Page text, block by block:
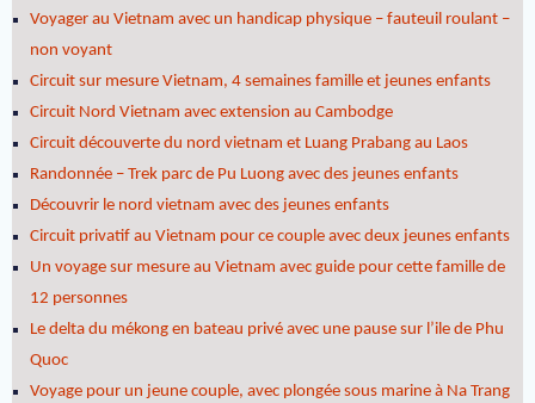
Voyager au Vietnam avec un handicap physique – fauteuil roulant –
non voyant
Circuit sur mesure Vietnam, 4 semaines famille et jeunes enfants
Circuit Nord Vietnam avec extension au Cambodge
Circuit découverte du nord vietnam et Luang Prabang au Laos
Randonnée – Trek parc de Pu Luong avec des jeunes enfants
Découvrir le nord vietnam avec des jeunes enfants
Circuit privatif au Vietnam pour ce couple avec deux jeunes enfants
Un voyage sur mesure au Vietnam avec guide pour cette famille de
12 personnes
Le delta du mékong en bateau privé avec une pause sur l’ile de Phu
Quoc
Voyage pour un jeune couple, avec plongée sous marine à Na Trang